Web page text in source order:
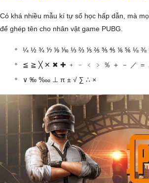
Có khá nhiều mẫu kí tự số học hấp dẫn, mà
để ghép tên cho nhân vật game PUBG.
¼ ½ ¾ ⅐ ⅑ ⅒ ⅓ ⅔ ⅕ ⅖ ⅗ ⅘ ⅙ ⅚ ⅛ ⅜
≦ ≧ ╳ ✕ ✖ ✚ ﹢ ﹣ ﹤ ﹥ ％ ＋ － ／ ＝
∨ ‰ ‱ ⊥ π ± √ ∑ ∴ ×